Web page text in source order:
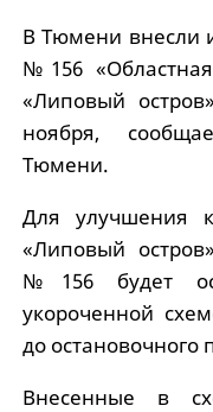
В Тюмени внесли
№156
«Липовый
ноября,
Тюмени.
Для улучшения
«Липовый
№156 будет
укороченной
до остановочного
Внесенные в